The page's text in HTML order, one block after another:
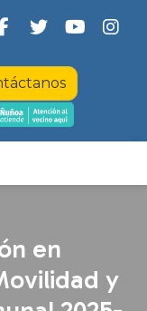
en
y